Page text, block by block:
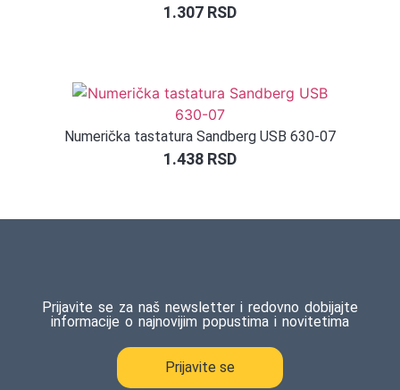
1.307 RSD
Numerička tastatura Sandberg USB 630-07
1.438 RSD
Prijavite se za naš newsletter i redovno dobijajte
informacije o najnovijim popustima i novitetima
Prijavite se